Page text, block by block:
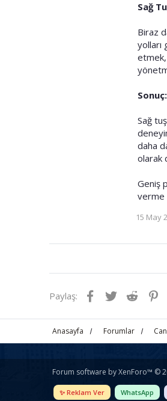
Sağ
Biraz
yolları
etmek,
Sağ
daha
olarak
Geniş
verme
15 May
Paylaş: Facebook
TwitterReddit
Anasayfa Forumlar
Forum software by XenForo™ ©
✨ Reklam Ver WhatsApp